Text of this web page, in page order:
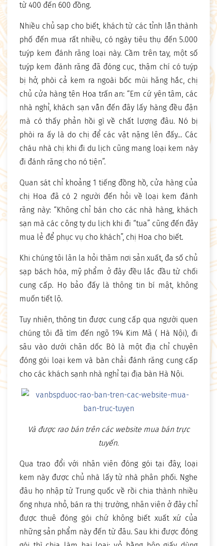
từ 400 đến 600 đồng.
Nhiều chủ sạp cho biết, khách từ các tỉnh lẫn thành
phố đến mua rất nhiều, có ngày tiêu thụ đến 5.000
tuýp kem đánh răng loại này. Cầm trên tay, một số
tuýp kem đánh răng đã đóng cục, thậm chí có tuýp
bị hở, phòi cả kem ra ngoài bốc mùi hăng hắc, chị
chủ cửa hàng tên Hoa trấn an: “Em cứ yên tâm, các
nhà nghỉ, khách sạn vẫn đến đây lấy hàng đều đặn
mà có thấy phản hồi gì về chất lượng đâu. Nó bị
phòi ra ấy là do chị để các vật nặng lên đấy… Các
cháu nhà chị khi đi du lịch cũng mang loại kem này
đi đánh răng cho nó tiện”.
Quan sát chỉ khoảng 1 tiếng đồng hồ, cửa hàng của
chị Hoa đã có 2 người đến hỏi về loại kem đánh
răng này: “Không chỉ bán cho các nhà hàng, khách
sạn mà các công ty du lịch khi đi “tua” cũng đến đây
mua lẻ để phục vụ cho khách”, chị Hoa cho biết.
Khi chúng tôi lân la hỏi thăm nơi sản xuất, đa số chủ
sạp bách hóa, mỹ phẩm ở đây đều lắc đầu từ chối
cung cấp. Họ bảo đấy là thông tin bí mật, không
muốn tiết lộ.
Tuy nhiên, thông tin được cung cấp qua người quen
chúng tôi đã tìm đến ngõ 194 Kim Mã ( Hà Nội), đi
sâu vào dưới chân dốc Bò là một địa chỉ chuyên
đóng gói loại kem và bàn chải đánh răng cung cấp
cho các khách sạnh nhà nghỉ tại địa bàn Hà Nội.
Và được rao bán trên các website mua bán trực
tuyến.
Qua trao đổi với nhân viên đóng gói tại đây, loại
kem này được chủ nhà lấy từ nhà phân phối. Nghe
đâu họ nhập từ Trung quốc về rồi chia thành nhiều
ống nhựa nhỏ, bán ra thị trường, nhân viên ở đây chỉ
được thuê đóng gói chứ không biết xuất xứ của
những sản phẩm này đến từ đâu. Sau khi được đóng